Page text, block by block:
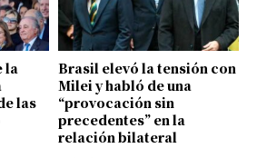
la
las
Brasil elevó la tensión con
Milei y habló de una
“provocación sin
precedentes” en la
relación bilateral